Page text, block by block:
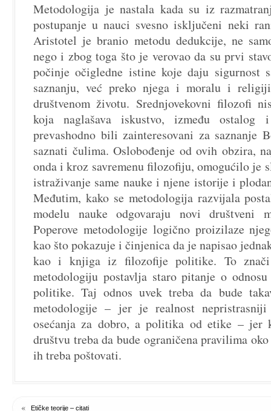
Metodologija je nastala kada su iz
postupanje u nauci svesno isključeni neki
Aristotel je branio metodu dedukcije, ne
nego i zbog toga što je verovao da su prvi
počinje očigledne istine koje daju sigurnost
saznanju, već preko njega i moralu i
društvenom životu. Srednjovekovni filozofi
koja naglašava iskustvo, između
prevashodno bili zainteresovani za saznanje
saznati čulima. Oslobođenje od ovih obzira,
onda i kroz savremenu filozofiju, omogućilo je
istraživanje same nauke i njene istorije i
Međutim, kako se metodologija razvijala
modelu nauke odgovaraju novi društveni
Poperove metodologije logično proizilaze
kao što pokazuje i činjenica da je napisao
kao i knjiga iz filozofije politike. To
metodologiju postavlja staro pitanje o
politike. Taj odnos uvek treba da bude
metodologije – jer je realnost
osećanja za dobro, a politika od etike – jer
društvu treba da bude ograničena pravilima
ih treba poštovati.
« Etičke teorije – citati